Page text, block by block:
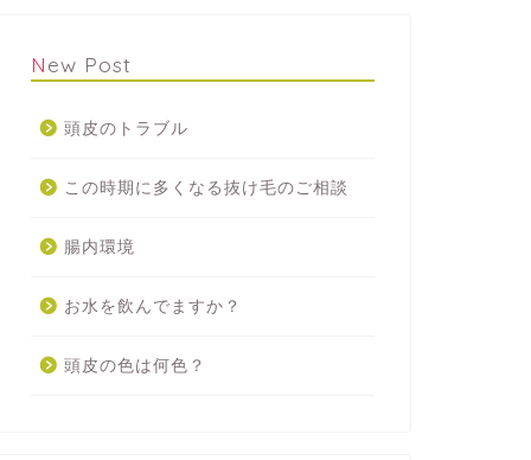
New Post
頭皮のトラブル
この時期に多くなる抜け毛のご相談
腸内環境
お水を飲んでますか？
頭皮の色は何色？